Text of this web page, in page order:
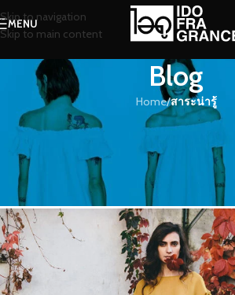
Skip to navigation
Skip to main content
MENU
Blog
Home/สาระน่ารู้
สาระน่ารู้
เสน่ห์อันน่าหลงใหลของ
อารมณ์ หลากส
น้องน้ำหอม On 28/02/2019